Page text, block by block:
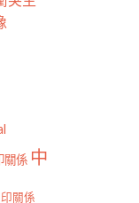
關係 中
關係